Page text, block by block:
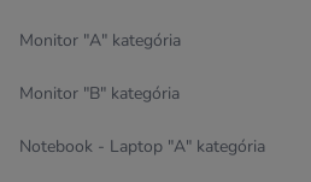
Monitor "A" kategória
Monitor "B" kategória
Notebook - Laptop "A" kategória